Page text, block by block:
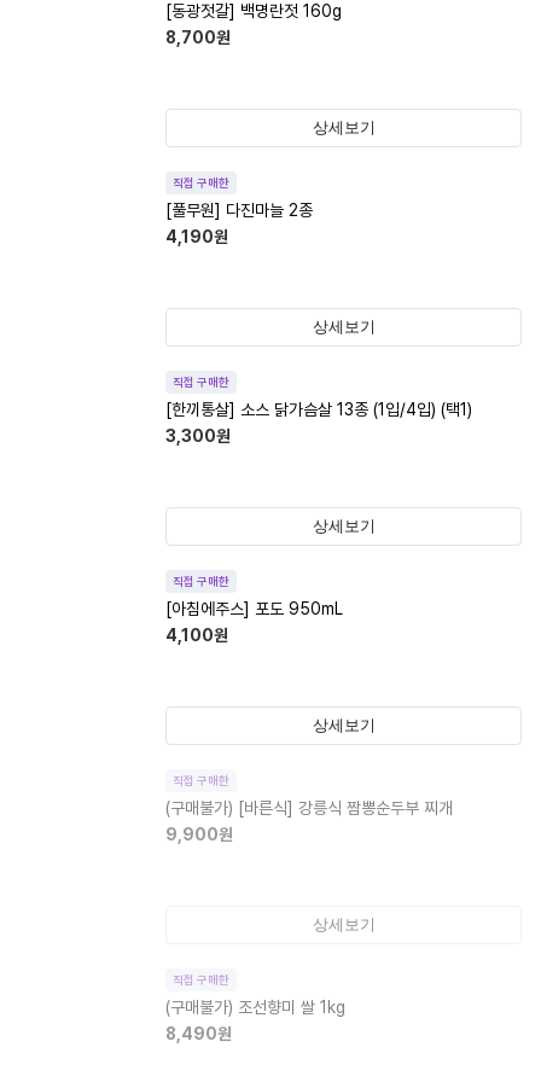
[동광젓갈] 백명란젓 160g
8,700원
상세보기
직접 구매한
[풀무원] 다진마늘 2종
4,190원
상세보기
직접 구매한
[한끼통살] 소스 닭가슴살 13종 (1입/4입) (택1)
3,300원
상세보기
직접 구매한
[아침에주스] 포도 950mL
4,100원
상세보기
직접 구매한
(구매불가) [바른식] 강릉식 짬뽕순두부 찌개
9,900원
상세보기
직접 구매한
(구매불가) 조선향미 쌀 1kg
8,490원